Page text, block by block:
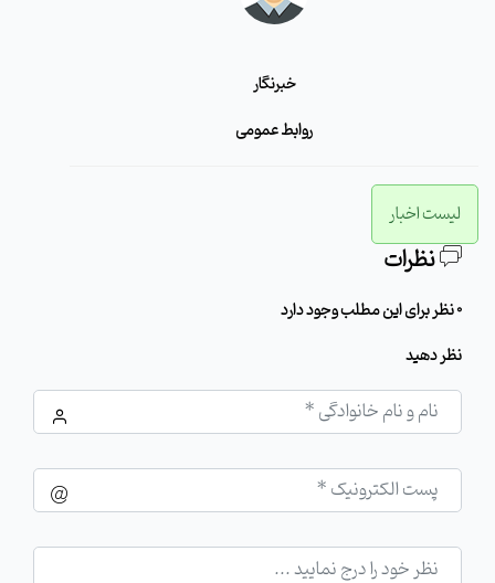
خبرنگار
روابط عمومی
لیست اخبار
نظرات
0 نظر برای این مطلب وجود دارد
نظر دهید